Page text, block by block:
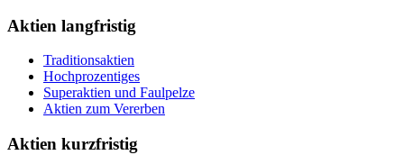
Aktien langfristig
Traditionsaktien
Hochprozentiges
Superaktien und Faulpelze
Aktien zum Vererben
Aktien kurzfristig